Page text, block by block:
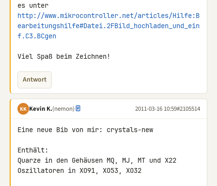
http://www.mikrocontroller.net/articles/Hilfe:B
earbeitungshilfe#Datei.2FBild_hochladen_und_ein
f.C3.BCgen
Viel Spaß beim Zeichnen!
Antwort
KK Kevin K.(nemon) 2011-03-16 10:59#2105514
Eine neue Bib von mir: crystals-new
Enthält:
Quarze in den Gehäusen MQ, MJ, MT und X22
Oszillatoren in XO91, XO53, XO32